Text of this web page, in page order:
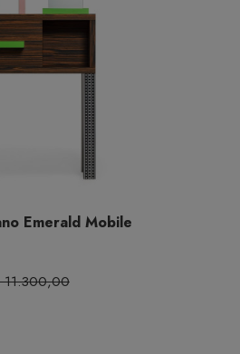
Emerald Mobile
11.300,00